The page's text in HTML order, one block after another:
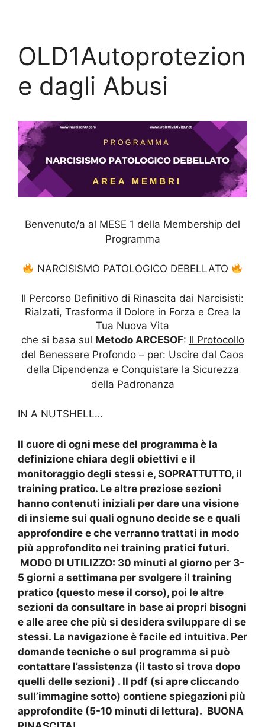
OLD1Autoprotezion
e dagli Abusi
Benvenuto/a al MESE 1 della Membership del
Programma
NARCISISMO PATOLOGICO DEBELLATO
Il Percorso Definitivo di Rinascita dai Narcisisti:
Rialzati, Trasforma il Dolore in Forza e Crea la
Tua Nuova Vita
che si basa sul Metodo ARCESOF: Il Protocollo
del Benessere Profondo – per: Uscire dal Caos
della Dipendenza e Conquistare la Sicurezza
della Padronanza
IN A NUTSHELL…
Il cuore di ogni mese del programma è la
definizione chiara degli obiettivi e il
monitoraggio degli stessi e, SOPRATTUTTO, il
training pratico. Le altre preziose sezioni
hanno contenuti iniziali per dare una visione
di insieme sui quali ognuno decide se e quali
approfondire e che verranno trattati in modo
più approfondito nei training pratici futuri.
MODO DI UTILIZZO: 30 minuti al giorno per 3-
5 giorni a settimana per svolgere il training
pratico (questo mese il corso), poi le altre
sezioni da consultare in base ai propri bisogni
e alle aree che più si desidera sviluppare di se
stessi. La navigazione è facile ed intuitiva. Per
domande tecniche o sul programma si può
contattare l’assistenza (il tasto si trova dopo
quelli delle sezioni) . Il pdf (si apre cliccando
sull’immagine sotto) contiene spiegazioni più
approfondite (5-10 minuti di lettura). BUONA